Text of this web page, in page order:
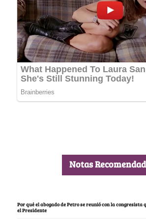
Notas
Por qué el abogado de Petro se reunió con la congresista
el Presidente